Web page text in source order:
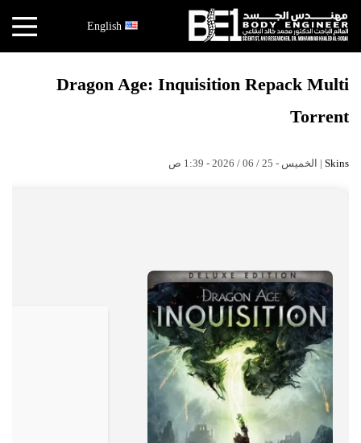
English ×
البقاعي
الأبحاث
البقاعي
قصص
النجاح
نقص
الاكسجين
والشلل
الدماغي
Dragon Age: Inquisition Repack Multi
Torrent
Skins | الخميس - 25 / 06 / 2026 - 1:39 ص